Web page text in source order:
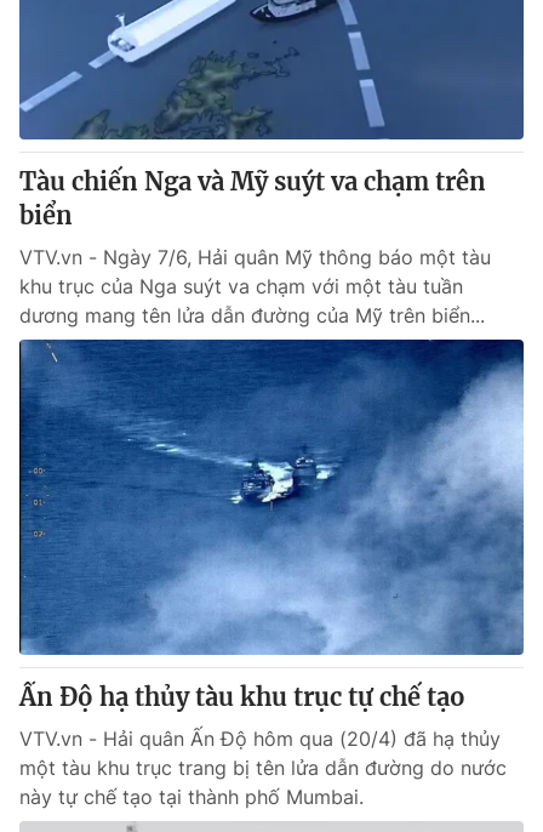
Tàu chiến Nga và Mỹ suýt va chạm trên
biển
VTV.vn - Ngày 7/6, Hải quân Mỹ thông báo một tàu
khu trục của Nga suýt va chạm với một tàu tuần
dương mang tên lửa dẫn đường của Mỹ trên biển...
Ấn Độ hạ thủy tàu khu trục tự chế tạo
VTV.vn - Hải quân Ấn Độ hôm qua (20/4) đã hạ thủy
một tàu khu trục trang bị tên lửa dẫn đường do nước
này tự chế tạo tại thành phố Mumbai.